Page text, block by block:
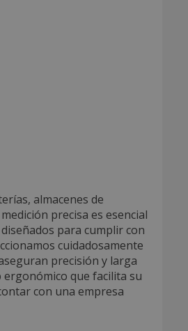
almacenes de
precisa es esencial
para cumplir con
cuidadosamente
precisión y larga
que facilita su
con una empresa